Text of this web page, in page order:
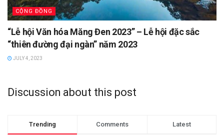
CỘNG ĐỒNG
“Lễ hội Văn hóa Măng Đen 2023” – Lễ hội đặc sắc
“thiên đường đại ngàn” năm 2023
JULY 4, 2023
Discussion about this post
Trending Comments Latest